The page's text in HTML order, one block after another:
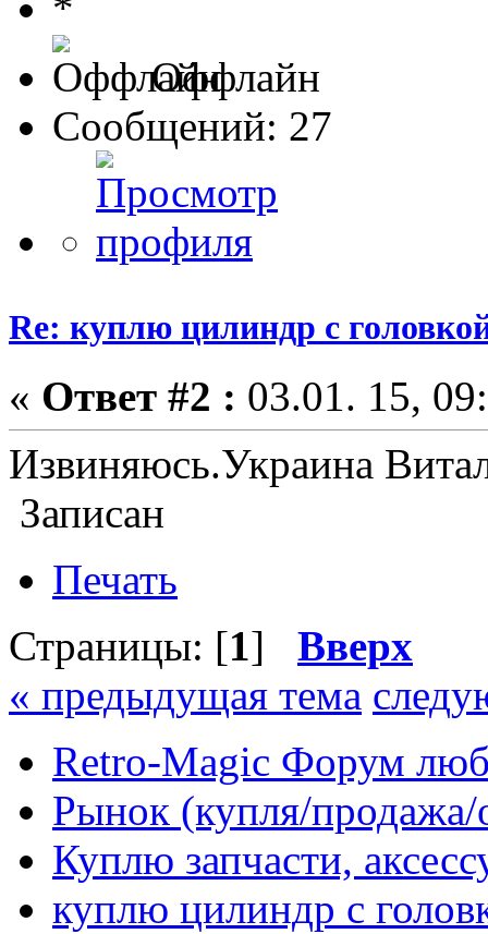
Оффлайн
Сообщений: 27
Re: куплю цилиндр с
« Ответ #2 : 03.01. 15,
Извиняюсь.Украина
Записан
Печать
Страницы: [1] Вверх
« предыдущая тема
Retro-Magic Форум
Рынок (купля/продажа/
Куплю запчасти,
куплю цилиндр с